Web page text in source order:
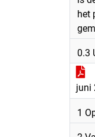
het
0.3
juni
1